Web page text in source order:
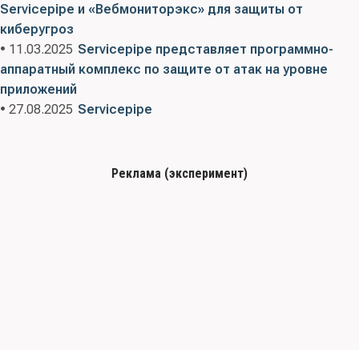
Servicepipe и «Вебмониторэкс» для защиты от
киберугроз
• 11.03.2025 Servicepipe представляет программно-
аппаратный комплекс по защите от атак на уровне
приложений
• 27.08.2025 Servicepipe
Реклама (эксперимент)